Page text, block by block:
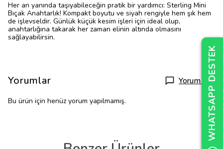
Her an yanında taşıyabileceğin pratik bir yardımcı: Sterling Mini
Bıçak Anahtarlık! Kompakt boyutu ve siyah rengiyle hem şık hem
de işlevseldir. Günlük küçük kesim işleri için ideal olup,
anahtarlığına takarak her zaman elinin altında olmasını
sağlayabilirsin.
Yorumlar Yorum Yap
Bu ürün için henüz yorum yapılmamış. WHATSAPP DESTEK
WHATSAPP DESTEK
WHATSAPP DESTEK